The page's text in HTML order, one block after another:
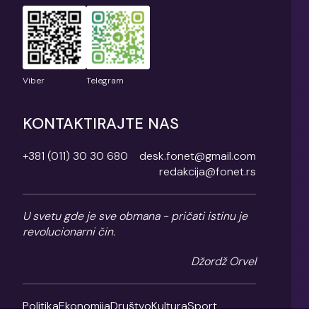
Viber Telegram
KONTAKTIRAJTE NAS
+381 (011) 30 30 680
desk.fonet@gmail.com
redakcija@fonet.rs
U svetu gde je sve obmana - pričati istinu je
revolucionarni čin.
Džordž Orvel
PolitikaEkonomijaDruštvoKulturaSport